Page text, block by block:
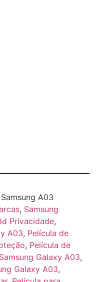
A03
, Samsung
Privacidade,
A03, Película de
,Película de
Galaxy A03